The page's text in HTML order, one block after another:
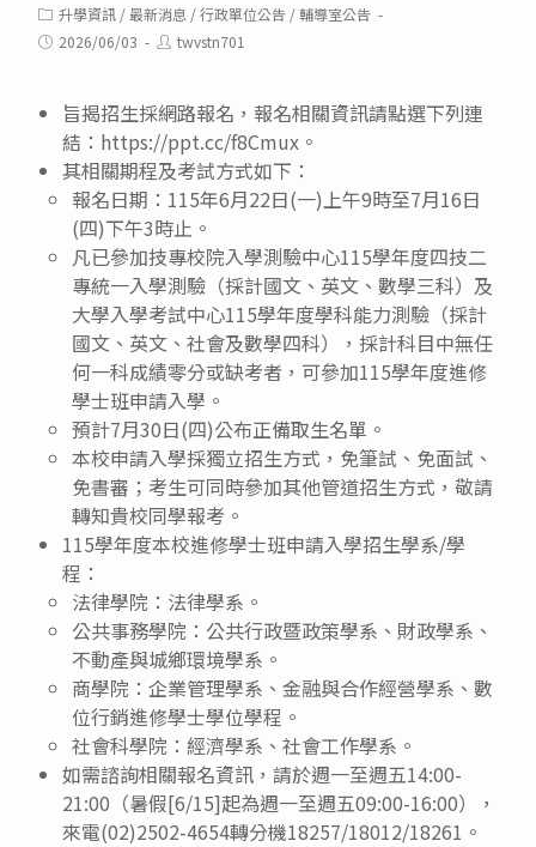
Post
category:
升學資訊 /最新消息 /行政單位公告 /輔導室公告
Post2026/06/03
Posttwvstn701
旨揭招生採網路報名，報名相關資訊請點選下列連
結：https://ppt.cc/f8Cmux。
其相關期程及考試方式如下：
報名日期：115年6月22日(一)上午9時至7月16日
(四)下午3時止。
凡已參加技專校院入學測驗中心115學年度四技二
專統一入學測驗（採計國文、英文、數學三科）及
大學入學考試中心115學年度學科能力測驗（採計
國文、英文、社會及數學四科），採計科目中無任
何一科成績零分或缺考者，可參加115學年度進修
學士班申請入學。
預計7月30日(四)公布正備取生名單。
本校申請入學採獨立招生方式，免筆試、免面試、
免書審；考生可同時參加其他管道招生方式，敬請
轉知貴校同學報考。
115學年度本校進修學士班申請入學招生學系/學
程：
法律學院：法律學系。
公共事務學院：公共行政暨政策學系、財政學系、
不動產與城鄉環境學系。
商學院：企業管理學系、金融與合作經營學系、數
位行銷進修學士學位學程。
社會科學院：經濟學系、社會工作學系。
如需諮詢相關報名資訊，請於週一至週五14:00-
21:00（暑假[6/15]起為週一至週五09:00-16:00），
來電(02)2502-4654轉分機18257/18012/18261。